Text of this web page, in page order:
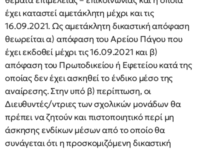
έχει καταστεί αμετάκλητη μέχρι και τις
16.09.2021. Ως αμετάκλητη δικαστική απόφαση
θεωρείται α) απόφαση του Αρείου Πάγου που
έχει εκδοθεί μέχρι τις 16.09.2021 και β)
απόφαση του Πρωτοδικείου ή Εφετείου κατά της
οποίας δεν έχει ασκηθεί το ένδικο μέσο της
αναίρεσης. Στην υπό β) περίπτωση, οι
Διευθυντές/ντριες των σχολικών μονάδων θα
πρέπει να ζητούν και πιστοποιητικό περί μη
άσκησης ενδίκων μέσων από το οποίο θα
συνάγεται ότι η προσκομιζόμενη δικαστική